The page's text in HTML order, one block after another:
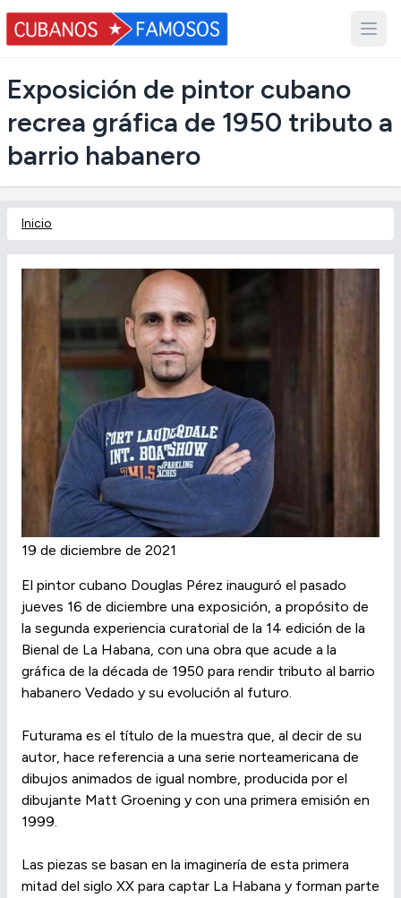
Exposición de pintor cubano
recrea gráfica de 1950 tributo a
barrio habanero
Inicio
19 de diciembre de 2021
El pintor cubano Douglas Pérez inauguró el pasado
jueves 16 de diciembre una exposición, a propósito de
la segunda experiencia curatorial de la 14 edición de la
Bienal de La Habana, con una obra que acude a la
gráfica de la década de 1950 para rendir tributo al barrio
habanero Vedado y su evolución al futuro.
Futurama es el título de la muestra que, al decir de su
autor, hace referencia a una serie norteamericana de
dibujos animados de igual nombre, producida por el
dibujante Matt Groening y con una primera emisión en
1999.
Las piezas se basan en la imaginería de esta primera
mitad del siglo XX para captar La Habana y forman parte